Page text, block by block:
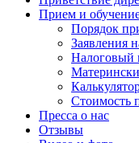
Прием и
Порядок
Заявления
Налоговый
Стоимость
Пресса о нас
Отзывы